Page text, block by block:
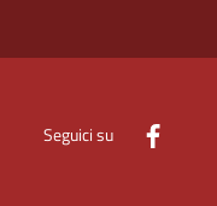
Seguici su